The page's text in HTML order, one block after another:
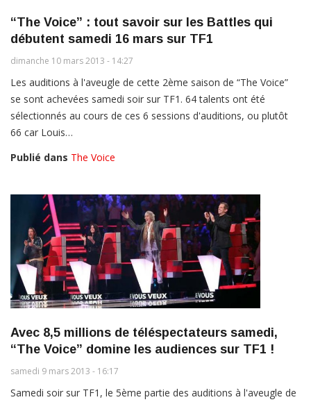
“The Voice” : tout savoir sur les Battles qui
débutent samedi 16 mars sur TF1
dimanche 10 mars 2013 - 14:27
Les auditions à l'aveugle de cette 2ème saison de “The Voice”
se sont achevées samedi soir sur TF1. 64 talents ont été
sélectionnés au cours de ces 6 sessions d'auditions, ou plutôt
66 car Louis…
Publié dans The Voice
Avec 8,5 millions de téléspectateurs samedi,
“The Voice” domine les audiences sur TF1 !
samedi 9 mars 2013 - 16:17
Samedi soir sur TF1, le 5ème partie des auditions à l'aveugle de